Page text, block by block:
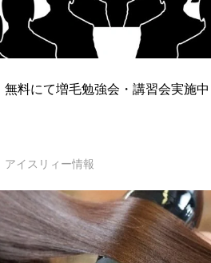
無料にて増毛勉強会・講習会実施中
アイスリィー情報